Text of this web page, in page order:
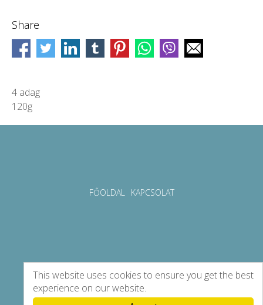
Share
4 adag
120g
FŐOLDAL KAPCSOLAT
This website uses cookies to ensure you get the best
experience on our website.